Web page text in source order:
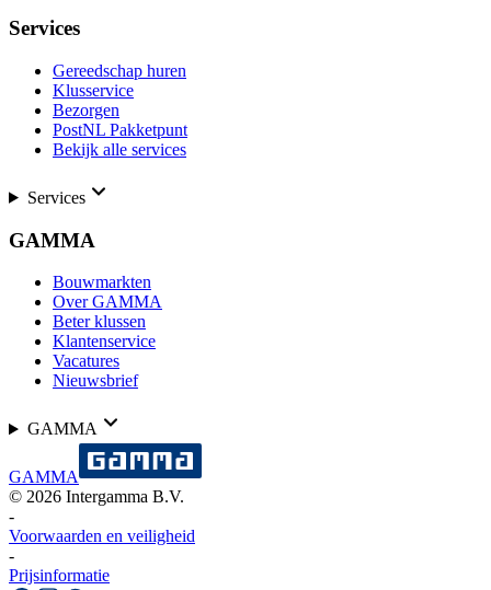
Services
Gereedschap huren
Klusservice
Bezorgen
PostNL Pakketpunt
Bekijk alle services
Services
GAMMA
Bouwmarkten
Over GAMMA
Beter klussen
Klantenservice
Vacatures
Nieuwsbrief
GAMMA
GAMMA
© 2026 Intergamma B.V.
-
Voorwaarden en veiligheid
-
Prijsinformatie